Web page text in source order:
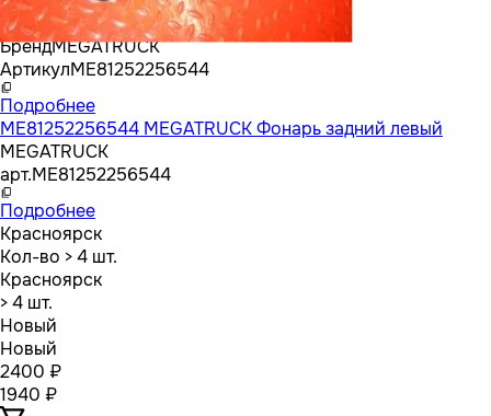
БрендMEGATRUCK
АртикулME81252256544
Подробнее
ME81252256544 MEGATRUCK Фонарь задний левый
MEGATRUCK
арт.ME81252256544
Подробнее
Красноярск
Кол-во > 4 шт.
Красноярск
> 4 шт.
Новый
Новый
2400 ₽
1940 ₽